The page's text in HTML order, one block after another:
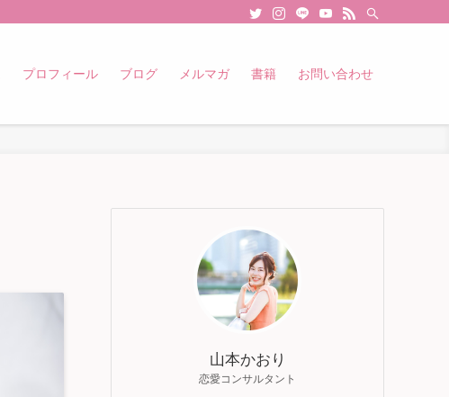
プロフィール ブログ メルマガ 書籍 お問い合わせ
山本かおり
恋愛コンサルタント